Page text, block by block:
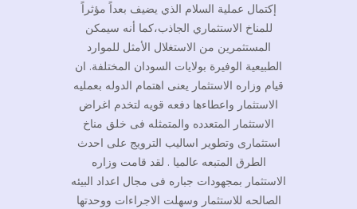
إكتمال عملية السلام الذي يضيف بعداً مؤثراً
للمناخ الاستثماري الجاذب،كما أنه سيمكن
المستثمرين من الاستغلال الأمثل للموارد
الطبيعية الوفيرة بولايات السودان المختلفة. ان
قيام وزاره الاستثمار يعنى اهتمام الدوله بعمليه
الاستثمار واعطاءها دفعه قويه لتخدم اغراض
الاستثمار المتعدده والمتمثله فى خلق مناخ
استثمارى وتطوير اساليب الترويج على احدث
الطرق المتبعه عالميا . لقد قامت وزاره
الاستثمار بمجهودات جباره فى مجال اعداد البيئه
الصالحه للاستثمار وسهلت الاجراءات ووحدتها